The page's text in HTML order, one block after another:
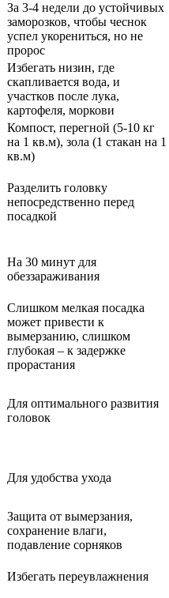
За 3-4 недели до устойчивых
заморозков, чтобы чеснок
успел укорениться, но не
пророс
Избегать низин, где
скапливается вода, и
участков после лука,
картофеля, моркови
Компост, перегной (5-10 кг
на 1 кв.м), зола (1 стакан на 1
кв.м)
Разделить головку
непосредственно перед
посадкой
На 30 минут для
обеззараживания
Слишком мелкая посадка
может привести к
вымерзанию, слишком
глубокая – к задержке
прорастания
Для оптимального развития
головок
Для удобства ухода
Защита от вымерзания,
сохранение влаги,
подавление сорняков
Избегать переувлажнения